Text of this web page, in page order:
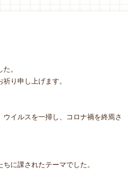
。
り申し上げます。
イルスを一掃し、コロナ禍を終焉さ
に課されたテーマでした。